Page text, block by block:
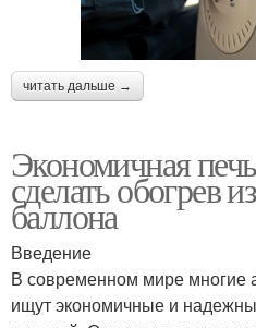
читать дальше →
Экономичная
сделать обогрев
баллона
Введение
В современном мире многие
ищут экономичные и